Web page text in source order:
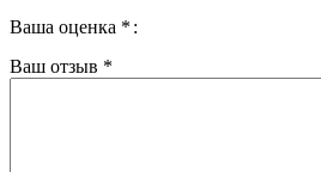
Ваша оценка *
Ваш отзыв *